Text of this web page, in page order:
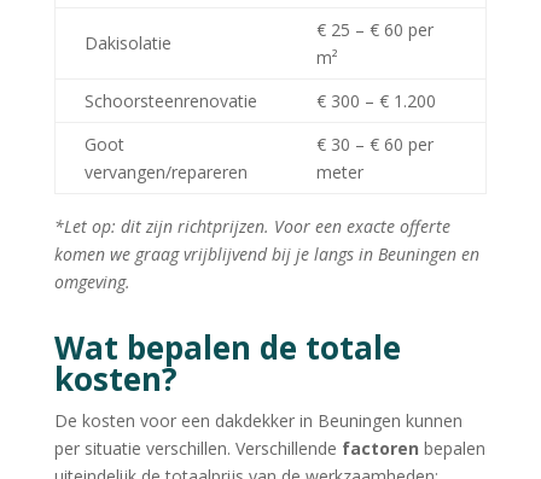
Dakisolatie
€ 25 – € 60 per
m²
Schoorsteenrenovatie
€ 300 – € 1.200
Goot
vervangen/repareren
€ 30 – € 60 per
meter
*Let op: dit zijn richtprijzen. Voor een exacte offerte
komen we graag vrijblijvend bij je langs in Beuningen en
omgeving.
Wat bepalen de totale
kosten?
De kosten voor een dakdekker in Beuningen kunnen
per situatie verschillen. Verschillende factoren bepalen